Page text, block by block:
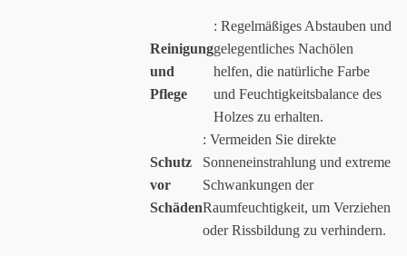
Reinigung
und
Pflege
: Regelmäßiges Abstauben und
gelegentliches Nachölen
helfen, die natürliche Farbe
und Feuchtigkeitsbalance des
Holzes zu erhalten.
Schutz
vor
Schäden
: Vermeiden Sie direkte
Sonneneinstrahlung und extreme
Schwankungen der
Raumfeuchtigkeit, um Verziehen
oder Rissbildung zu verhindern.